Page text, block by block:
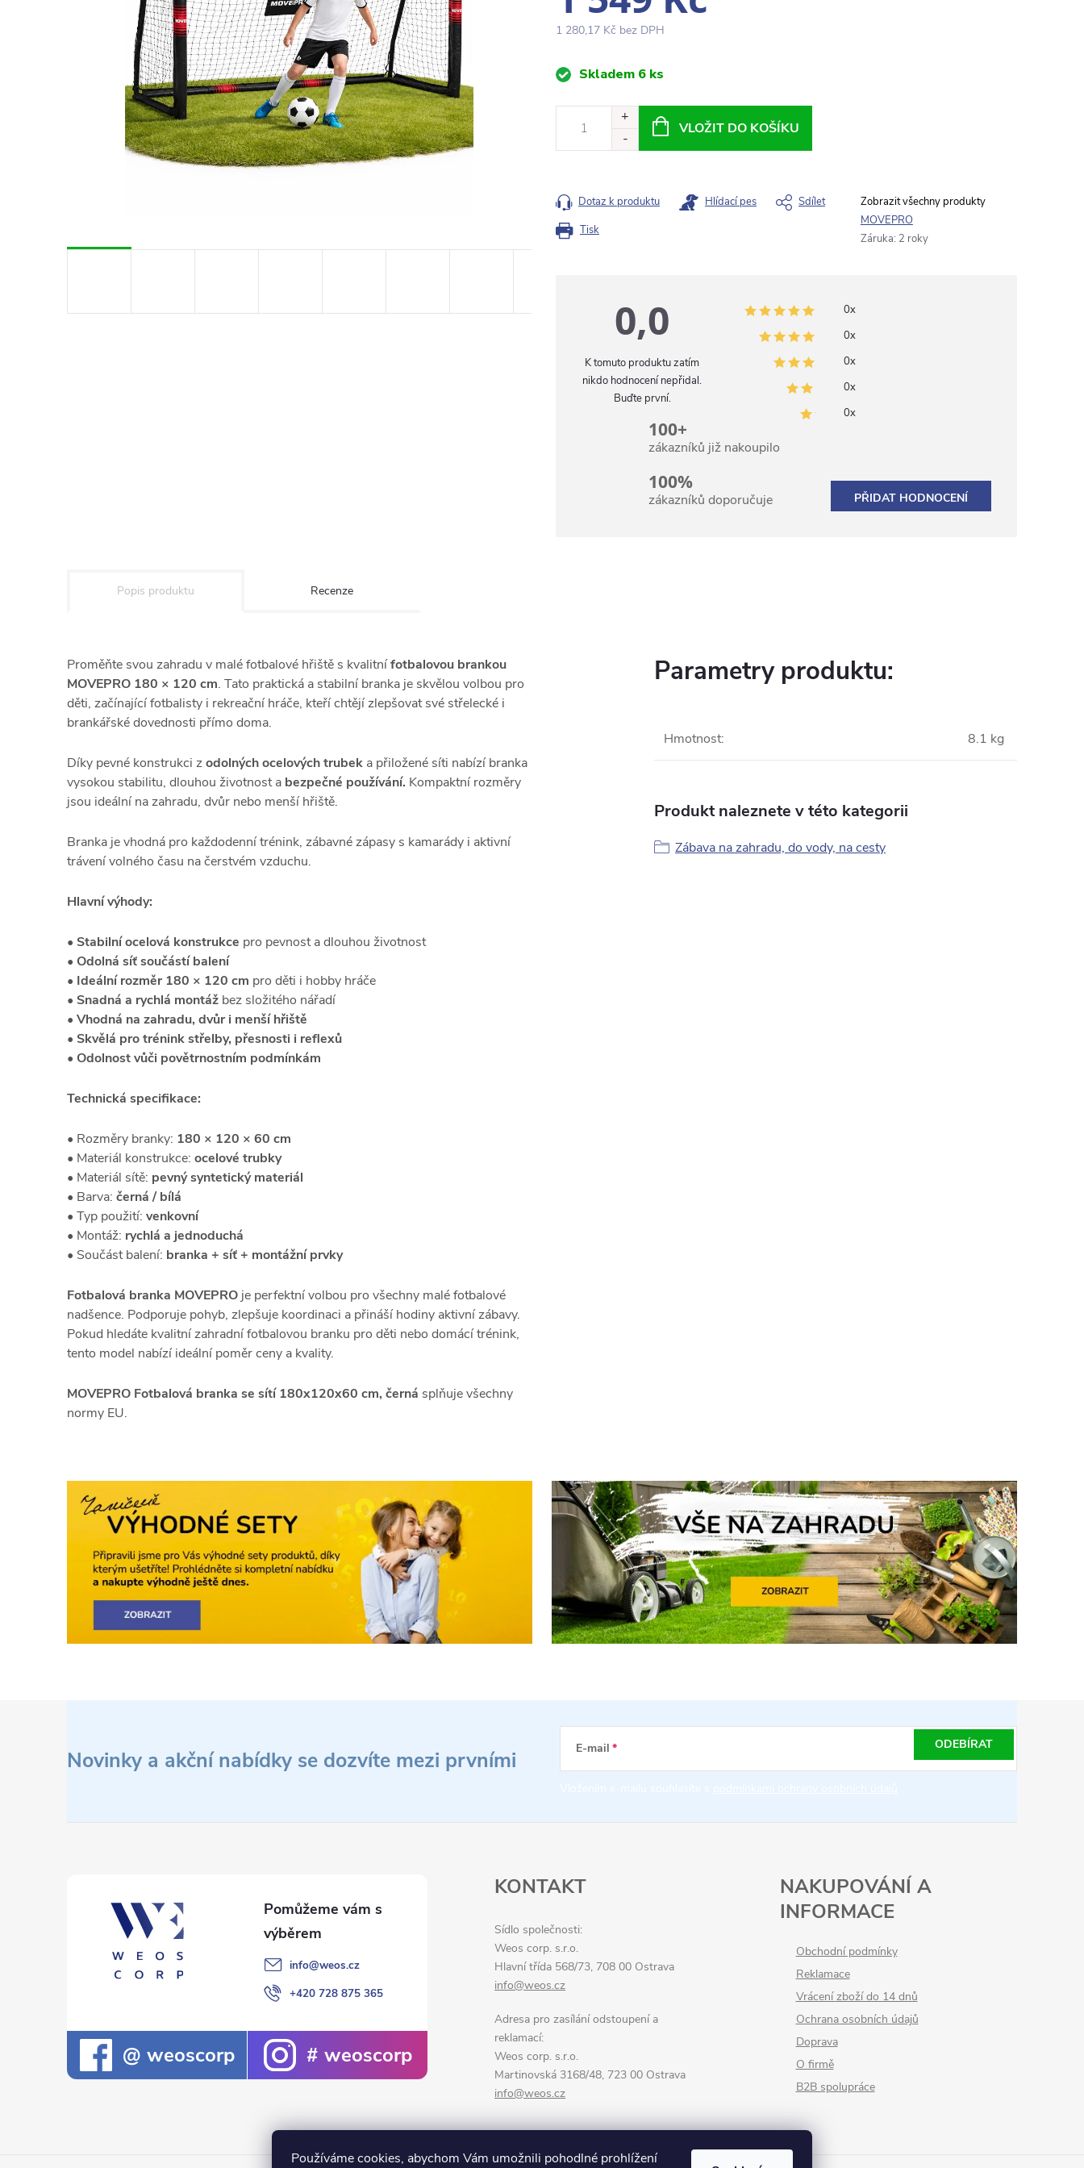
Používáme cookies, abychom Vám umožnili pohodlné prohlížení
1 280,17 Kč bez DPH
MěrnáSkladem 6 ks
VLOŽIT DO KOŠÍKU
Tisk
Dotaz k produktu Hlídací pes
Sdílet
MOVEPRO
Záruka: 2 roky
0,0
K tomuto produktu zatím
nikdo hodnocení nepřidal.
Buďte první.
0x
0x
0x
0x
0x
100+
zákazníků již nakoupilo
100%
zákazníků doporučuje PŘIDAT HODNOCENÍ
Popis produktu Recenze
Proměňte svou zahradu v malé fotbalové hřiště s kvalitnífotbalovou brankou
MOVEPRO 180 × 120 cm. Tato praktická a stabilní branka je skvělou volbou pro
děti, začínající fotbalisty i rekreační hráče, kteří chtějí zlepšovat své střelecké i
brankářské dovednosti přímo doma.
Díky pevné konstrukci zodolných ocelových trubek a přiložené síti nabízí branka
vysokou stabilitu, dlouhou životnost a bezpečné používání. Kompaktní rozměry
jsou ideální na zahradu, dvůr nebo menší hřiště.
Branka je vhodná pro každodenní trénink, zábavné zápasy s kamarády i aktivní
trávení volného času na čerstvém vzduchu.
Hlavní výhody:
• Stabilní ocelová konstrukce pro pevnost a dlouhou životnost
• Odolná síť součástí balení
• Ideální rozměr 180 × 120 cm pro děti i hobby hráče
• Snadná a rychlá montáž bez složitého nářadí
• Vhodná na zahradu, dvůr i menší hřiště
• Skvělá pro trénink střelby, přesnosti i reflexů
• Odolnost vůči povětrnostním podmínkám
Technická specifikace:
• Rozměry branky: 180 × 120 × 60 cm
• Materiál konstrukce: ocelové trubky
• Materiál sítě: pevný syntetický materiál
• Barva: černá / bílá
• Typ použití: venkovní
• Montáž: rychlá a jednoduchá
• Součást balení: branka + síť + montážní prvky
Fotbalová branka MOVEPRO je perfektní volbou pro všechny malé fotbalové
nadšence. Podporuje pohyb, zlepšuje koordinaci a přináší hodiny aktivní zábavy.
Pokud hledáte kvalitní zahradní fotbalovou branku pro děti nebo domácí trénink,
tento model nabízí ideální poměr ceny a kvality.
MOVEPRO Fotbalová branka se sítí 180x120x60 cm, černá splňuje všechny
normy EU.
Parametry produktu:
Hmotnost: 8.1 kg
Produkt naleznete v této kategorii
Zábava na zahradu, do vody, na cesty
Novinky a akční nabídky se dozvíte mezi prvními E-mail ODEBÍRAT
info@weos.cz
+420 728 875 365
weoscorp weoscorp
KONTAKT
Sídlo společnosti:
Weos corp. s.r.o.
Hlavní třída 568/73, 708 00 Ostrava
info@weos.cz
Adresa pro zasílání odstoupení a
reklamací:
Weos corp. s.r.o.
Martinovská 3168/48, 723 00 Ostrava
info@weos.cz
NAKUPOVÁNÍ A
INFORMACE
Obchodní podmínky
Reklamace
Vrácení zboží do 14 dnů
Ochrana osobních údajů
Doprava
O firmě
B2B spolupráce